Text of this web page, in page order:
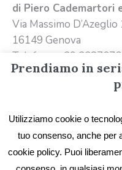
di Piero Cademartori
Via Massimo D’Azeglio
16149 Genova
Telefono +39
Email
Prendiamo in
Utilizziamo cookie o
tuo consenso, anche per
cookie policy. Puoi